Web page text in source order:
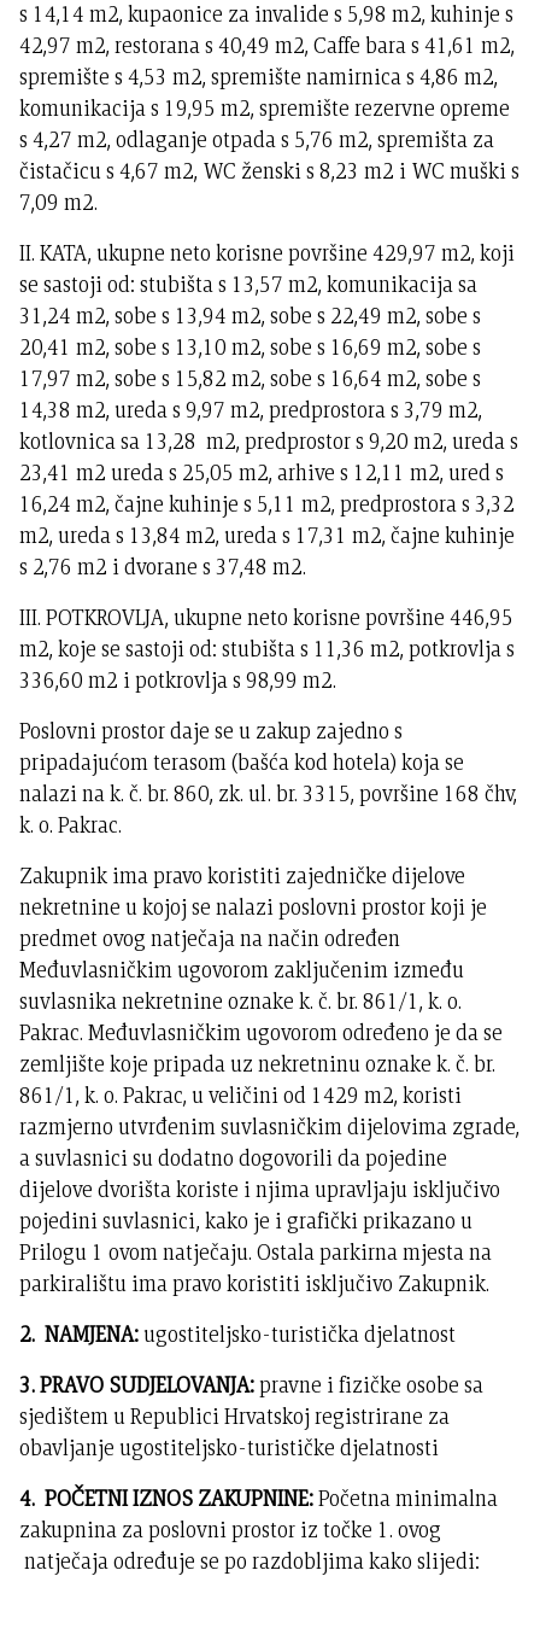
s 14,14 m2, kupaonice za invalide s 5,98 m2, kuhinje s
42,97 m2, restorana s 40,49 m2, Caffe bara s 41,61 m2,
spremište s 4,53 m2, spremište namirnica s 4,86 m2,
komunikacija s 19,95 m2, spremište rezervne opreme
s 4,27 m2, odlaganje otpada s 5,76 m2, spremišta za
čistačicu s 4,67 m2, WC ženski s 8,23 m2 i WC muški s
7,09 m2.
II. KATA, ukupne neto korisne površine 429,97 m2, koji
se sastoji od: stubišta s 13,57 m2, komunikacija sa
31,24 m2, sobe s 13,94 m2, sobe s 22,49 m2, sobe s
20,41 m2, sobe s 13,10 m2, sobe s 16,69 m2, sobe s
17,97 m2, sobe s 15,82 m2, sobe s 16,64 m2, sobe s
14,38 m2, ureda s 9,97 m2, predprostora s 3,79 m2,
kotlovnica sa 13,28 m2, predprostor s 9,20 m2, ureda s
23,41 m2 ureda s 25,05 m2, arhive s 12,11 m2, ured s
16,24 m2, čajne kuhinje s 5,11 m2, predprostora s 3,32
m2, ureda s 13,84 m2, ureda s 17,31 m2, čajne kuhinje
s 2,76 m2 i dvorane s 37,48 m2.
III. POTKROVLJA, ukupne neto korisne površine 446,95
m2, koje se sastoji od: stubišta s 11,36 m2, potkrovlja s
336,60 m2 i potkrovlja s 98,99 m2.
Poslovni prostor daje se u zakup zajedno s
pripadajućom terasom (bašća kod hotela) koja se
nalazi na k. č. br. 860, zk. ul. br. 3315, površine 168 čhv,
k. o. Pakrac.
Zakupnik ima pravo koristiti zajedničke dijelove
nekretnine u kojoj se nalazi poslovni prostor koji je
predmet ovog natječaja na način određen
Međuvlasničkim ugovorom zaključenim između
suvlasnika nekretnine oznake k. č. br. 861/1, k. o.
Pakrac. Međuvlasničkim ugovorom određeno je da se
zemljište koje pripada uz nekretninu oznake k. č. br.
861/1, k. o. Pakrac, u veličini od 1429 m2, koristi
razmjerno utvrđenim suvlasničkim dijelovima zgrade,
a suvlasnici su dodatno dogovorili da pojedine
dijelove dvorišta koriste i njima upravljaju isključivo
pojedini suvlasnici, kako je i grafički prikazano u
Prilogu 1 ovom natječaju. Ostala parkirna mjesta na
parkiralištu ima pravo koristiti isključivo Zakupnik.
2. NAMJENA:ugostiteljsko-turistička djelatnost
3. PRAVO SUDJELOVANJA:pravne i fizičke osobe sa
sjedištem u Republici Hrvatskoj registrirane za
obavljanje ugostiteljsko-turističke djelatnosti
4. POČETNI IZNOS ZAKUPNINE:Početna minimalna
zakupnina za poslovni prostor iz točke 1. ovog
natječaja određuje se po razdobljima kako slijedi: